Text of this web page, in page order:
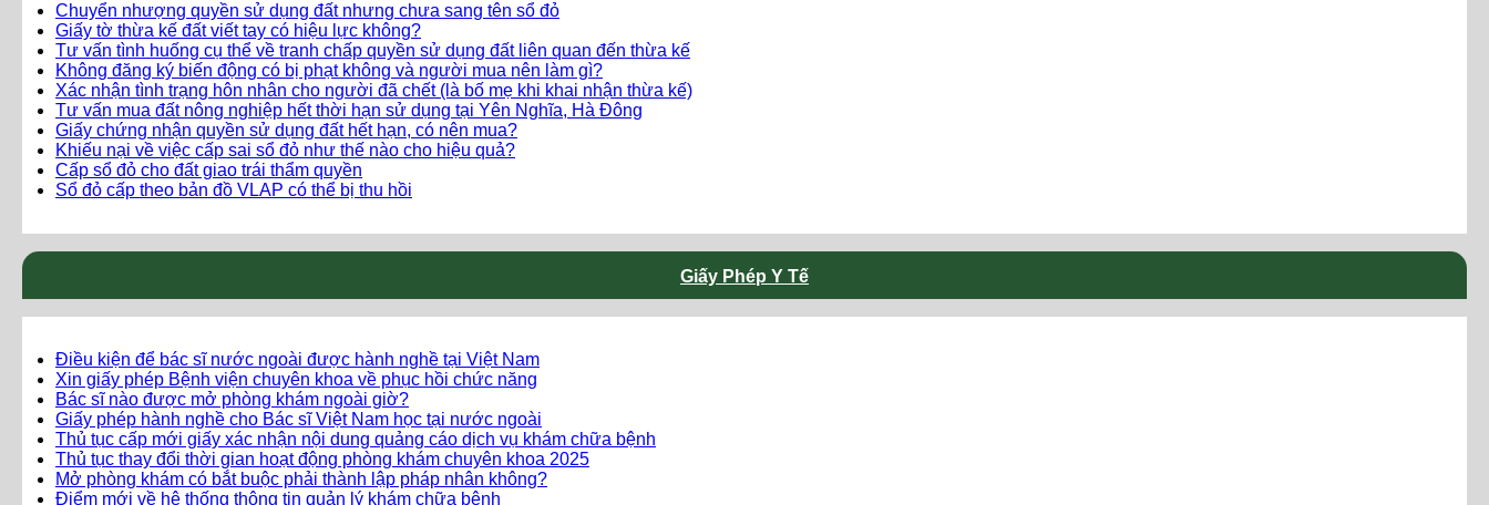
Chuyển nhượng quyền sử dụng đất nhưng chưa sang tên sổ đỏ
Giấy tờ thừa kế đất viết tay có hiệu lực không?
Tư vấn tình huống cụ thể về tranh chấp quyền sử dụng đất liên quan đến thừa kế
Không đăng ký biến động có bị phạt không và người mua nên làm gì?
Xác nhận tình trạng hôn nhân cho người đã chết (là bố mẹ khi khai nhận thừa kế)
Tư vấn mua đất nông nghiệp hết thời hạn sử dụng tại Yên Nghĩa, Hà Đông
Giấy chứng nhận quyền sử dụng đất hết hạn, có nên mua?
Khiếu nại về việc cấp sai sổ đỏ như thế nào cho hiệu quả?
Cấp sổ đỏ cho đất giao trái thẩm quyền
Sổ đỏ cấp theo bản đồ VLAP có thể bị thu hồi
Giấy Phép Y Tế
Điều kiện để bác sĩ nước ngoài được hành nghề tại Việt Nam
Xin giấy phép Bệnh viện chuyên khoa về phục hồi chức năng
Bác sĩ nào được mở phòng khám ngoài giờ?
Giấy phép hành nghề cho Bác sĩ Việt Nam học tại nước ngoài
Thủ tục cấp mới giấy xác nhận nội dung quảng cáo dịch vụ khám chữa bệnh
Thủ tục thay đổi thời gian hoạt động phòng khám chuyên khoa 2025
Mở phòng khám có bắt buộc phải thành lập pháp nhân không?
Điểm mới về hệ thống thông tin quản lý khám chữa bệnh